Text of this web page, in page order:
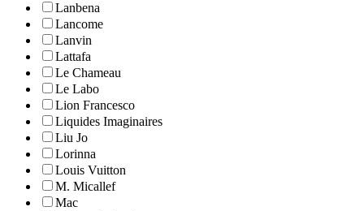
Lanbena
Lancome
Lanvin
Lattafa
Le Chameau
Le Labo
Lion Francesco
Liquides Imaginaires
Liu Jo
Lorinna
Louis Vuitton
M. Micallef
Mac